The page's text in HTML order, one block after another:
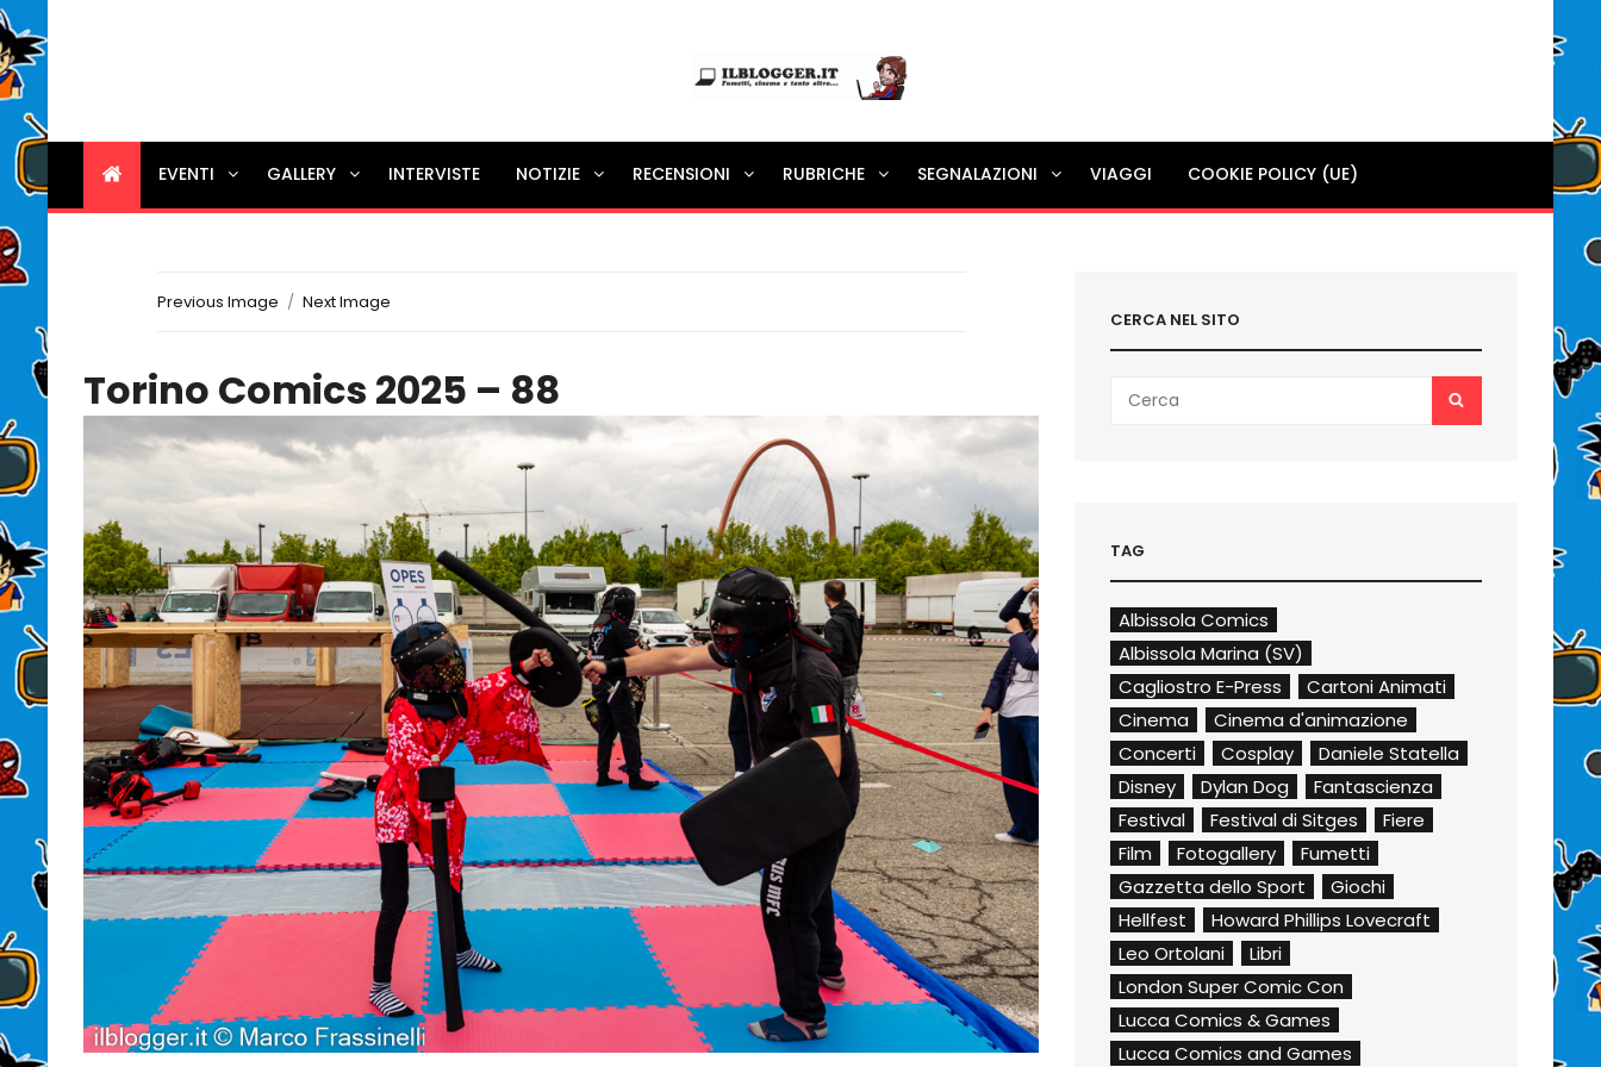
Ilblogger.it
Il portalino di blog |
EVENTI GALLERY INTERVISTE NOTIZIE RECENSIONI RUBRICHE SEGNALAZIONI VIAGGI COOKIE POLICY (UE)
Previous Image Next Image
Torino Comics 2025 – 88
CERCA NEL SITO
for:
TAG
Albissola Comics
Albissola Marina (SV)
Cagliostro E-Press
Cartoni Animati
Cinema
Cinema d'animazione
Concerti
Cosplay
Daniele Statella
Disney
Dylan Dog
Fantascienza
Festival
Festival di Sitges
Fiere
Film
Fotogallery
Fumetti
Gazzetta dello Sport
Giochi
Hellfest
Howard Phillips Lovecraft
Leo Ortolani
Libri
London Super Comic Con
Lucca Comics & Games
Lucca Comics and Games